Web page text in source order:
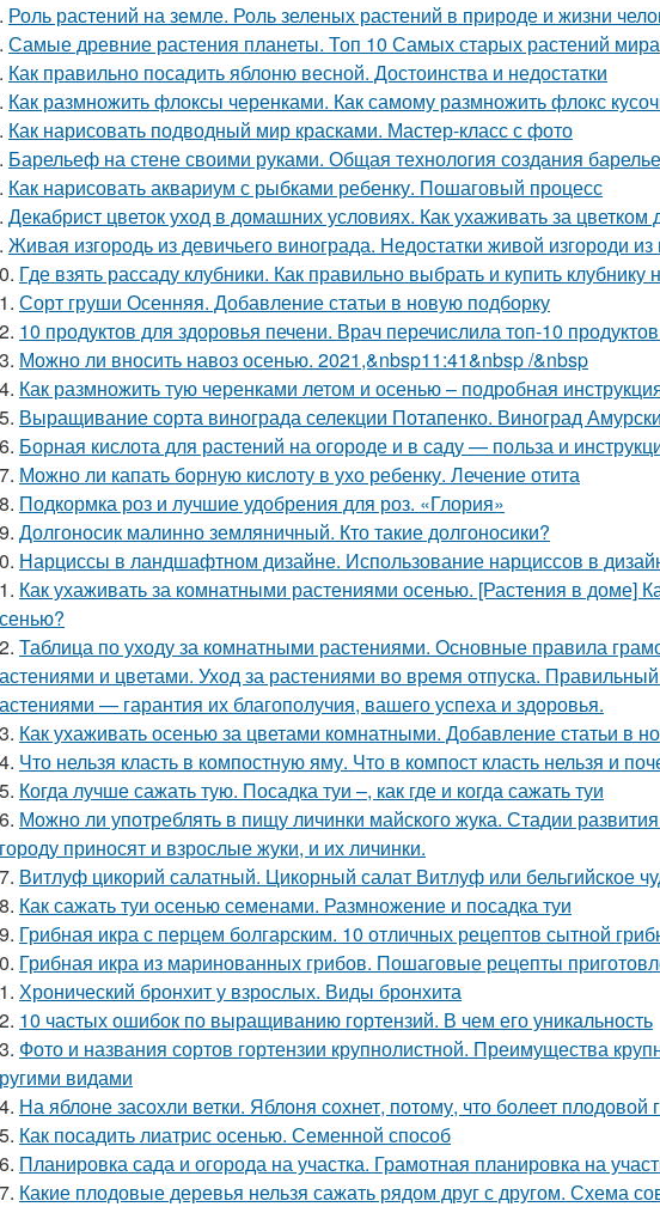
Роль растений на земле. Роль зеленых растений в природе и жизни
Самые древние растения планеты. Топ 10 Самых старых растений мира
Как правильно посадить яблоню весной. Достоинства и недостатки
Как размножить флоксы черенками. Как самому размножить флокс
Как нарисовать подводный мир красками. Мастер-класс с фото
Барельеф на стене своими руками. Общая технология создания
Как нарисовать аквариум с рыбками ребенку. Пошаговый процесс
Декабрист цветок уход в домашних условиях. Как ухаживать за
Живая изгородь из девичьего винограда. Недостатки живой изгороди из
Где взять рассаду клубники. Как правильно выбрать и купить клубнику
Сорт груши Осенняя. Добавление статьи в новую подборку
10 продуктов для здоровья печени. Врач перечислила топ-10
Можно ли вносить навоз осенью. 2021,&nbsp11:41&nbsp /&nbsp
Как размножить тую черенками летом и осенью – подробная
Выращивание сорта винограда селекции Потапенко. Виноград
Борная кислота для растений на огороде и в саду — польза и
Можно ли капать борную кислоту в ухо ребенку. Лечение отита
Подкормка роз и лучшие удобрения для роз. «Глория»
Долгоносик малинно земляничный. Кто такие долгоносики?
Нарциссы в ландшафтном дизайне. Использование нарциссов в
Как ухаживать за комнатными растениями осенью. [Растения в доме]
Таблица по уходу за комнатными растениями. Основные правила
и цветами. Уход за растениями во время отпуска.
— гарантия их благополучия, вашего успеха и здоровья.
Как ухаживать осенью за цветами комнатными. Добавление статьи в
Что нельзя класть в компостную яму. Что в компост класть нельзя и
Когда лучше сажать тую. Посадка туи –, как где и когда сажать туи
Можно ли употреблять в пищу личинки майского жука. Стадии
приносят и взрослые жуки, и их личинки.
Витлуф цикорий салатный. Цикорный салат Витлуф или бельгийское
Как сажать туи осенью семенами. Размножение и посадка туи
Грибная икра с перцем болгарским. 10 отличных рецептов сытной
Грибная икра из маринованных грибов. Пошаговые рецепты
Хронический бронхит у взрослых. Виды бронхита
10 частых ошибок по выращиванию гортензий. В чем его уникальность
Фото и названия сортов гортензии крупнолистной. Преимущества
видами
На яблоне засохли ветки. Яблоня сохнет, потому, что болеет
Как посадить лиатрис осенью. Семенной способ
Планировка сада и огорода на участка. Грамотная планировка на
Какие плодовые деревья нельзя сажать рядом друг с другом. Схема